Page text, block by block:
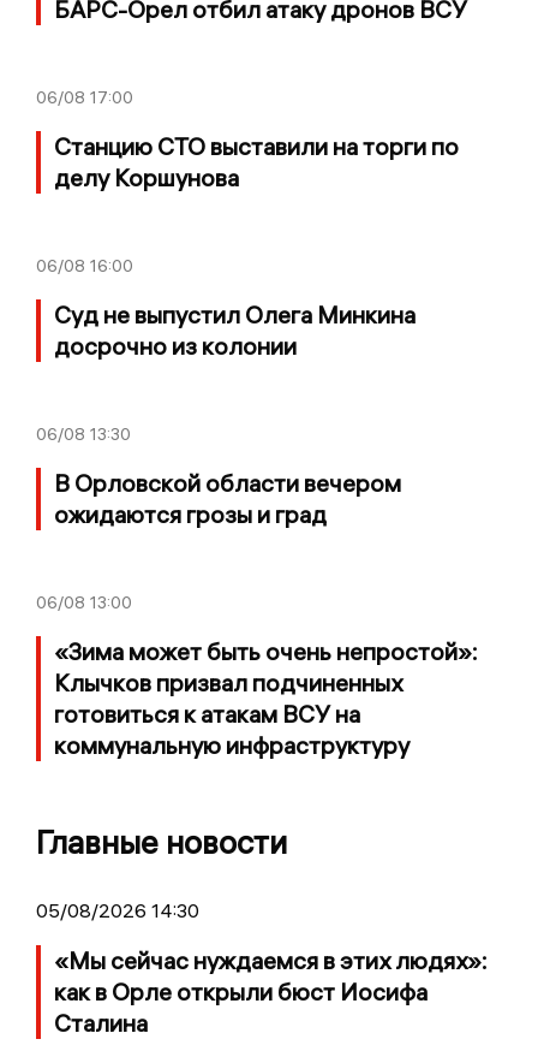
БАРС-Орел отбил атаку дронов ВСУ
06/08 17:00
Станцию СТО выставили на торги по
делу Коршунова
06/08 16:00
Суд не выпустил Олега Минкина
досрочно из колонии
06/08 13:30
В Орловской области вечером
ожидаются грозы и град
06/08 13:00
«Зима может быть очень непростой»:
Клычков призвал подчиненных
готовиться к атакам ВСУ на
коммунальную инфраструктуру
Главные новости
05/08/2026 14:30
«Мы сейчас нуждаемся в этих людях»:
как в Орле открыли бюст Иосифа
Сталина